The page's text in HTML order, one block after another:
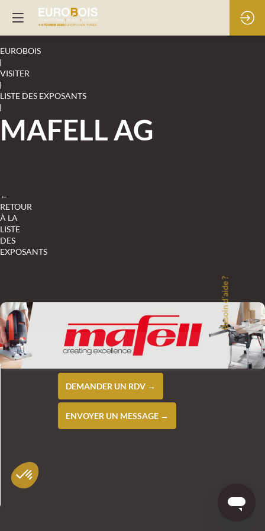
EUROBOIS
|
VISITER
|
LISTE DES EXPOSANTS
|
MAFELL AG
←
RETOUR
À LA
LISTE
DES
EXPOSANTS
DEMANDER UN RDV →
ENVOYER UN MESSAGE →
Besoin d'aide ?